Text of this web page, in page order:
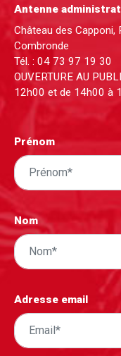
Antenne
Château des Capponi,
Combronde
Tél. : 04 73 97 19 30
OUVERTURE AU
12h00 et de 14h00 à
Prénom
Nom
Adresse email